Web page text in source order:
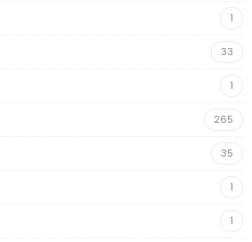
1
33
1
265
35
1
1